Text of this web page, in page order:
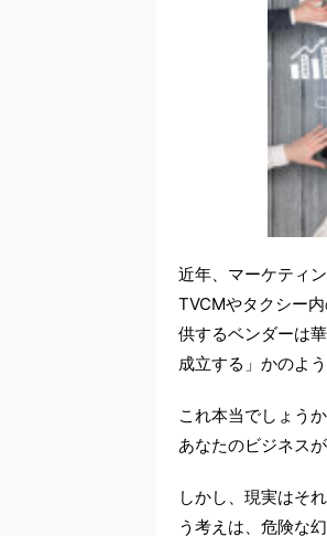
近年、マーケティ
TVCMやタクシー
供するベンダーは
成立する」かのよ
これ本当でしょうか
あなたのビジネス
しかし、現実はそ
う考えは、危険な